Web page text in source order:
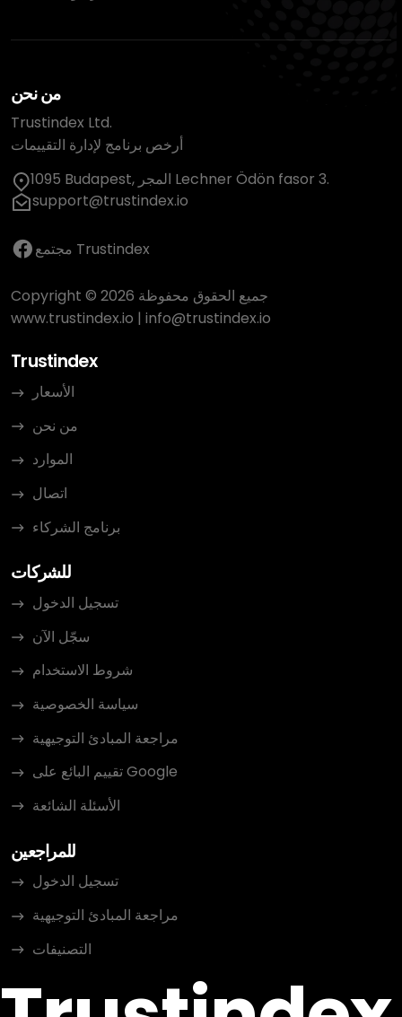
من نحن
Trustindex Ltd.
أرخص برنامج لإدارة التقييمات
1095 Budapest, المجر Lechner Ödön fasor 3.
support@trustindex.io
مجتمع Trustindex
Copyright © 2026 جميع الحقوق محفوظة
www.trustindex.io | info@trustindex.io
Trustindex
الأسعار
من نحن
الموارد
اتصال
برنامج الشركاء
للشركات
تسجيل الدخول
سجّل الآن
شروط الاستخدام
سياسة الخصوصية
مراجعة المبادئ التوجيهية
تقييم البائع على Google
الأسئلة الشائعة
للمراجعين
تسجيل الدخول
مراجعة المبادئ التوجيهية
التصنيفات